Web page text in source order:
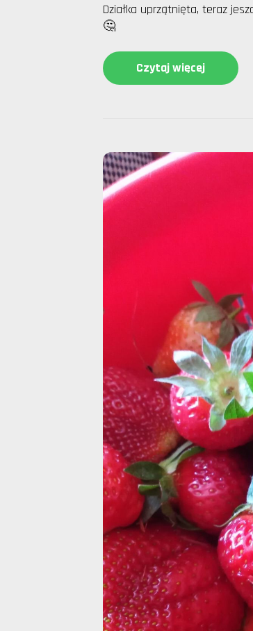
Działka uprzątnięta, teraz
🤔
Czytaj więcej